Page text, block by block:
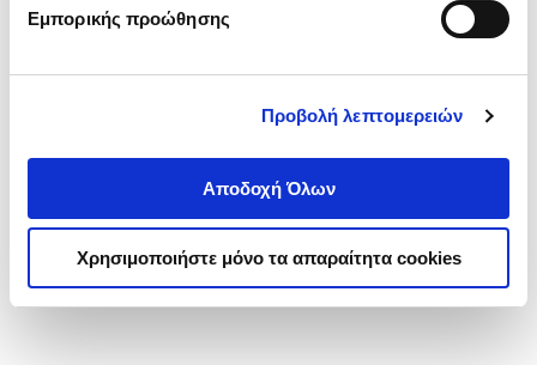
Εμπορικής προώθησης
Προβολή λεπτομερειών
Αποδοχή Όλων
Χρησιμοποιήστε μόνο τα απαραίτητα cookies